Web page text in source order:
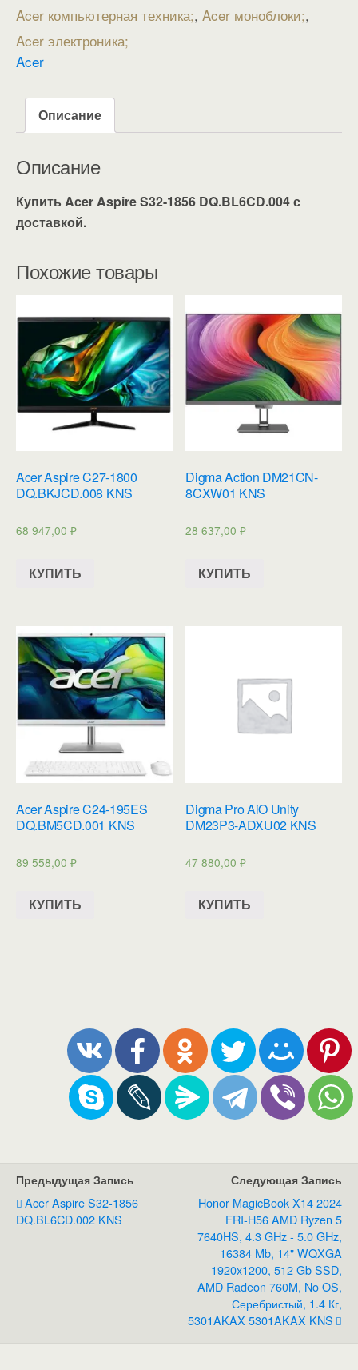
Acer компьютерная техника , Acer моноблоки ,
Acer электроника
Acer
Описание
Описание
Купить Acer Aspire S32-1856 DQ.BL6CD.004 с
доставкой.
Похожие товары
Acer Aspire C27-1800
DQ.BKJCD.008 KNS
68 947,00 ₽
КУПИТЬ
Digma Action DM21CN-
8CXW01 KNS
28 637,00₽
КУПИТЬ
Acer Aspire C24-195ES
DQ.BM5CD.001 KNS
89 558,00 ₽
КУПИТЬ
Digma Pro AiO Unity
DM23P3-ADXU02 KNS
47 880,00₽
КУПИТЬ
Предыдущая Запись
Acer Aspire S32-1856
DQ.BL6CD.002 KNS
Следующая Запись
Honor MagicBook X14 2024
FRI-H56 AMD Ryzen 5
7640HS, 4.3 GHz - 5.0 GHz,
16384 Mb, 14" WQXGA
1920x1200, 512 Gb SSD,
AMD Radeon 760M, No OS,
Серебристый, 1.4 Кг,
5301AKAX 5301AKAX KNS